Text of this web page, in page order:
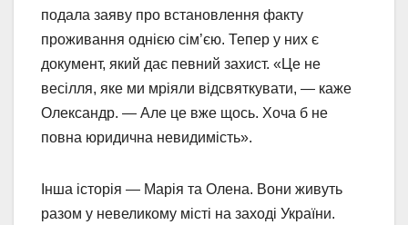
подала заяву про встановлення факту
проживання однією сім’єю. Тепер у них є
документ, який дає певний захист. «Це не
весілля, яке ми мріяли відсвяткувати, — каже
Олександр. — Але це вже щось. Хоча б не
повна юридична невидимість».
Інша історія — Марія та Олена. Вони живуть
разом у невеликому місті на заході України.